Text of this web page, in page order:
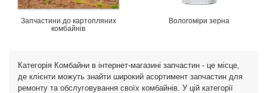
Запчастини до картопляних
комбайнів
Вологоміри зерна
Категорія Комбайни в інтернет-магазині запчастин - це місце,
де клієнти можуть знайти широкий асортимент запчастин для
ремонту та обслуговування своїх комбайнів. У цій категорії